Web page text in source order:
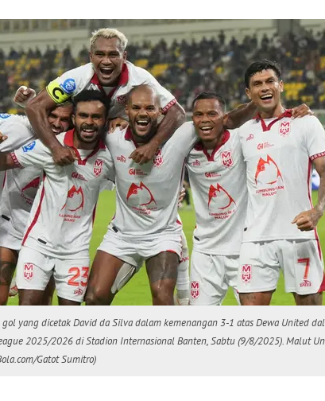
yang dicetak David da Silva dalam kemenangan 3-1 atas Dewa United
2025/2026 di Stadion Internasional Banten, Sabtu (9/8/2025). Malut
Gatot Sumitro)